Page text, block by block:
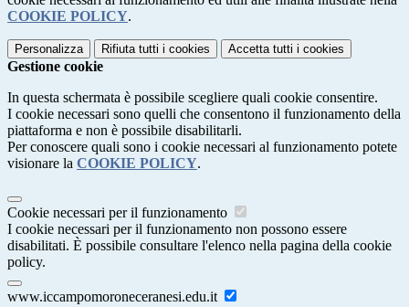
COOKIE POLICY.
Personalizza Rifiuta tutti i cookies Accetta tutti i cookies
Gestione cookie
In questa schermata è possibile scegliere quali cookie consentire.
I cookie necessari sono quelli che consentono il funzionamento della
piattaforma e non è possibile disabilitarli.
Per conoscere quali sono i cookie necessari al funzionamento potete
visionare la COOKIE POLICY.
Cookie necessari per il funzionamento
I cookie necessari per il funzionamento non possono essere
disabilitati. È possibile consultare l'elenco nella pagina della cookie
policy.
www.iccampomoroneceranesi.edu.it